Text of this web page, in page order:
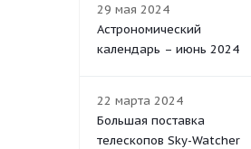
29 мая 2024
Астрономический
календарь – июнь 2024
22 марта 2024
Большая поставка
телескопов Sky-Watcher